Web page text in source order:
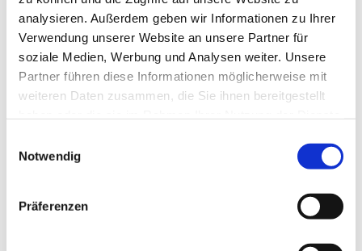
analysieren. Außerdem geben wir Informationen zu Ihrer
Verwendung unserer Website an unsere Partner für
soziale Medien, Werbung und Analysen weiter. Unsere
Partner führen diese Informationen möglicherweise mit
weiteren Daten zusammen, die Sie ihnen bereitgestellt
Notwendig
Präferenzen